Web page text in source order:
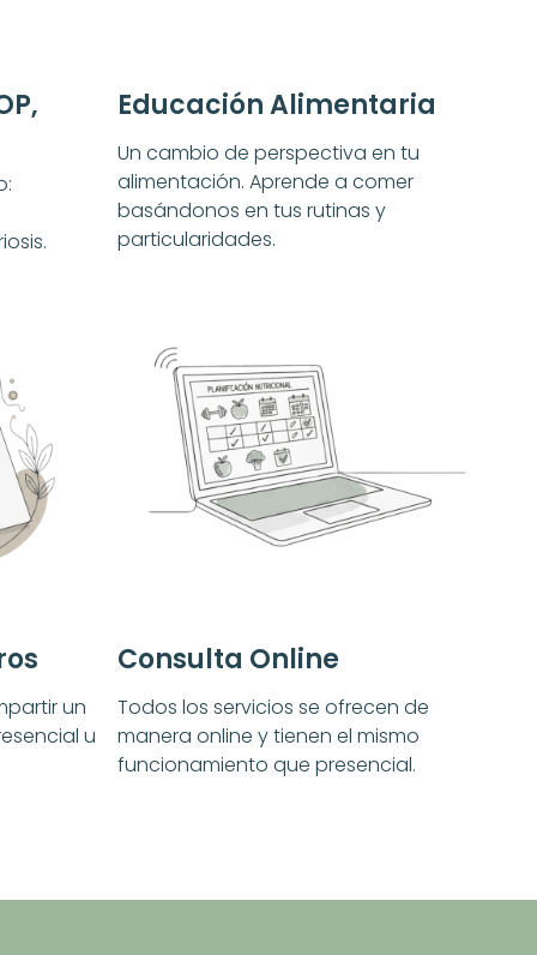
Educación Alimentaria
Un cambio de perspectiva en tu
alimentación. Aprende a comer
basándonos en tus rutinas y
particularidades.
un
u
Consulta Online
Todos los servicios se ofrecen de
manera online y tienen el mismo
funcionamiento que presencial.